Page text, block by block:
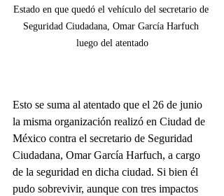
Estado en que quedó el vehículo del secretario de
Seguridad Ciudadana, Omar García Harfuch
luego del atentado
Esto se suma al atentado que el 26 de junio
la misma organización realizó en Ciudad de
México contra el secretario de Seguridad
Ciudadana, Omar García Harfuch, a cargo
de la seguridad en dicha ciudad. Si bien él
pudo sobrevivir, aunque con tres impactos